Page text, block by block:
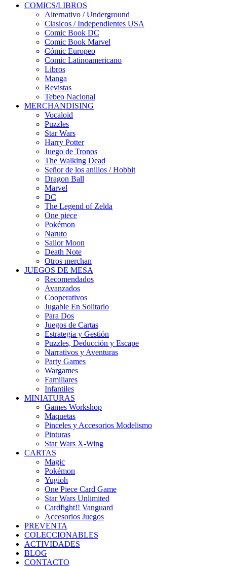
COMICS/LIBROS
Alternativo / Underground
Clasicos / Independientes USA
Comic Book DC
Comic Book Marvel
Cómic Europeo
Comic Latinoamericano
Libros
Manga
Revistas
Tebeo Nacional
MERCHANDISING
Vocaloid
Puzzles
Star Wars
Harry Potter
Juego de Tronos
The Walking Dead
Señor de los anillos / Hobbit
Dragon Ball
Marvel
DC
The Legend of Zelda
One piece
Pokémon
Naruto
Sailor Moon
Death Note
Otros merchan
JUEGOS DE MESA
Recomendados
Avanzados
Cooperativos
Jugable En Solitario
Para Dos
Juegos de Cartas
Estrategia y Gestión
Puzzles, Deducción y Escape
Narrativos y Aventuras
Party Games
Wargames
Familiares
Infantiles
MINIATURAS
Games Workshop
Maquetas
Pinceles y Accesorios Modelismo
Pinturas
Star Wars X-Wing
CARTAS
Magic
Pokémon
Yugioh
One Piece Card Game
Star Wars Unlimited
Cardfight!! Vanguard
Accesorios Juegos
PREVENTA
COLECCIONABLES
ACTIVIDADES
BLOG
CONTACTO